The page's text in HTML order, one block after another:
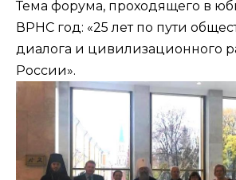
Тема форума, проходящего в
ВРНС год: «25 лет по пути
диалога и цивилизационного
России».